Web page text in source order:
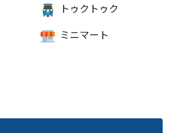
トゥクトゥク
ミニマート